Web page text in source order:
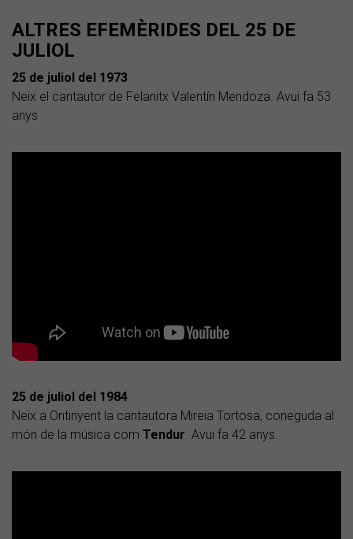
ALTRES EFEMÈRIDES DEL 25 DE
JULIOL
25 de juliol del 1973
Neix el cantautor de Felanitx Valentín Mendoza. Avui fa 53
anys
25 de juliol del 1984
Neix a Ontinyent la cantautora Mireia Tortosa, coneguda al
món de la música com Tendur . Avui fa 42 anys.